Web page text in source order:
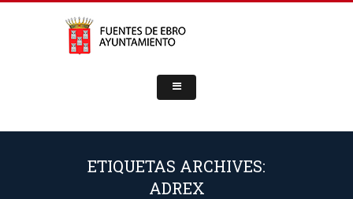
ETIQUETAS ARCHIVES:
ADREX